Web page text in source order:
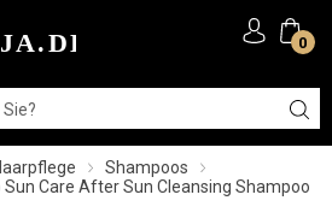
0
Shampoos
Care After Sun Cleansing Shampoo